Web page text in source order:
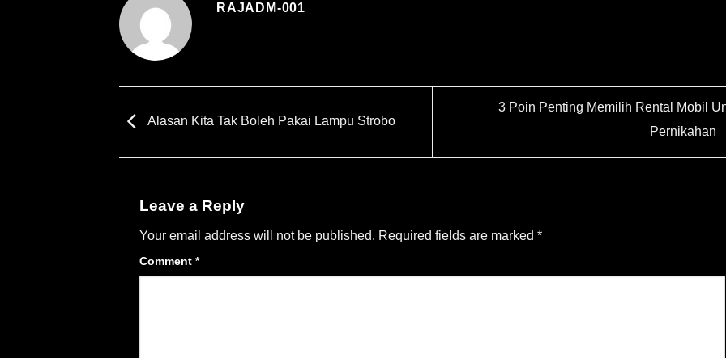
RAJADM-001
Alasan Kita Tak Boleh Pakai Lampu Strobo
3 Poin Penting Memilih Rental Mobil
Pernikahan
Leave a Reply
Your email address will not be published. Required fields are marked *
Comment *